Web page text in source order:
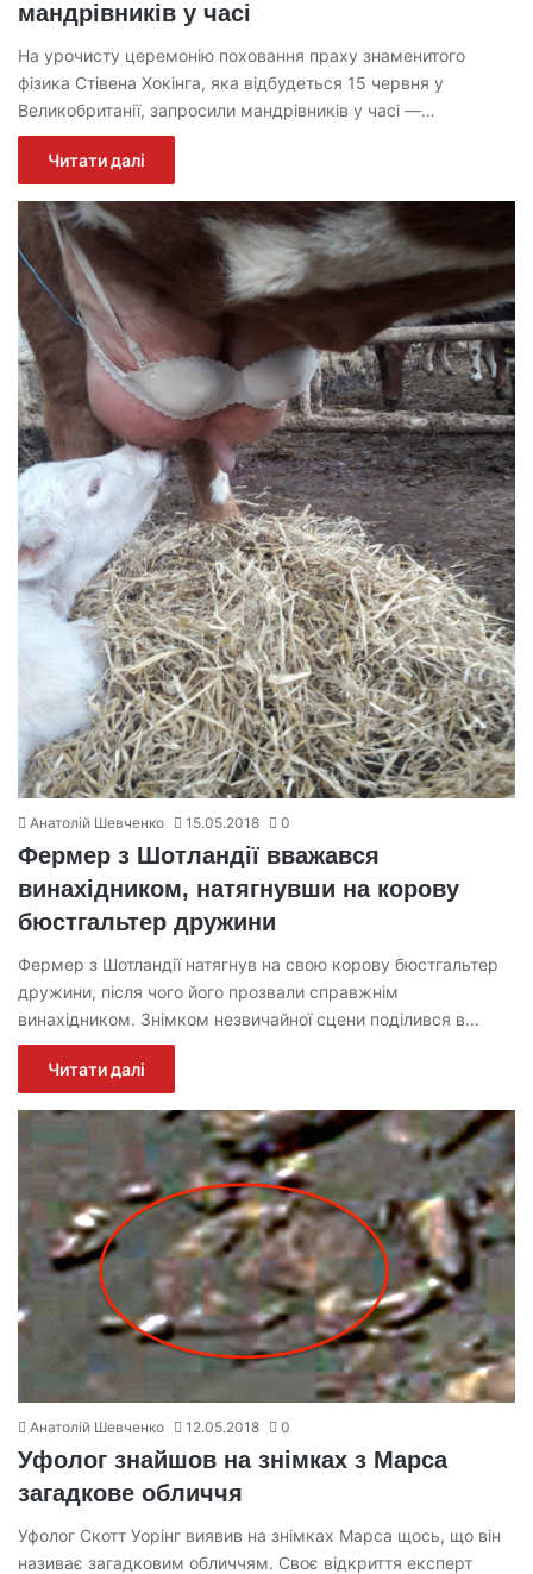
мандрівників у часі
На урочисту церемонію поховання праху знаменитого
фізика Стівена Хокінга, яка відбудеться 15 червня у
Великобританії, запросили мандрівників у часі —…
Читати далі
Анатолій Шевченко 15.05.2018 0
Фермер з Шотландії вважався
винахідником, натягнувши на корову
бюстгальтер дружини
Фермер з Шотландії натягнув на свою корову бюстгальтер
дружини, після чого його прозвали справжнім
винахідником. Знімком незвичайної сцени поділився в…
Читати далі
Анатолій Шевченко 12.05.2018 0
Уфолог знайшов на знімках з Марса
загадкове обличчя
Уфолог Скотт Уорінг виявив на знімках Марса щось, що він
називає загадковим обличчям. Своє відкриття експерт